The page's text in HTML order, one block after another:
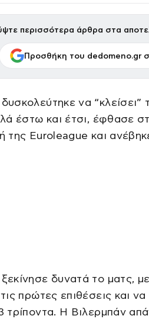
περισσότερα άρθρα στα
Προσθήκη του dedomeno.gr
να “κλείσει”
έστω και έτσι, έφθασε
της Euroleague και
δυνατά το ματς,
πρώτες επιθέσεις και
τρίποντα. Η Βιλερμπάν